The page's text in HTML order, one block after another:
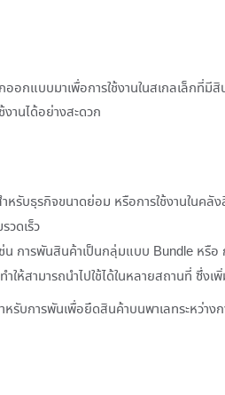
บบมาเพื่อการใช้งานในสเกลเล็กที่มี
านได้อย่างสะดวก
รับธุรกิจขนาดย่อม หรือการใช้งานในคลั
วดเร็ว
การพันสินค้าเป็นกลุ่มแบบ Bundle หรื
สามารถนำไปใช้ได้ในหลายสถานที่ ซึ่งเ
บการพันเพื่อยึดสินค้าบนพาเลทระหว่างก